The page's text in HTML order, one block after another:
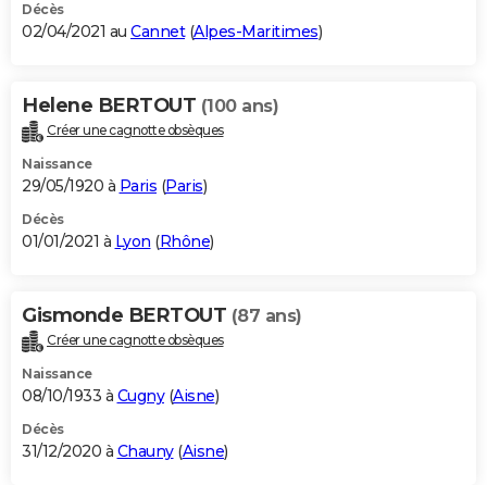
Décès
02/04/2021 au Cannet(Alpes-Maritimes)
Helene BERTOUT (100 ans)
Créer une cagnotte obsèques
Naissance
29/05/1920 à Paris (Paris)
Décès
01/01/2021 à Lyon (Rhône)
Gismonde BERTOUT (87 ans)
Créer une cagnotte obsèques
Naissance
08/10/1933 à Cugny(Aisne)
Décès
31/12/2020 à Chauny(Aisne)